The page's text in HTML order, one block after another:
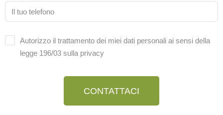
Autorizzo il trattamento dei miei dati personali ai sensi della
legge 196/03 sulla privacy
CONTATTACI